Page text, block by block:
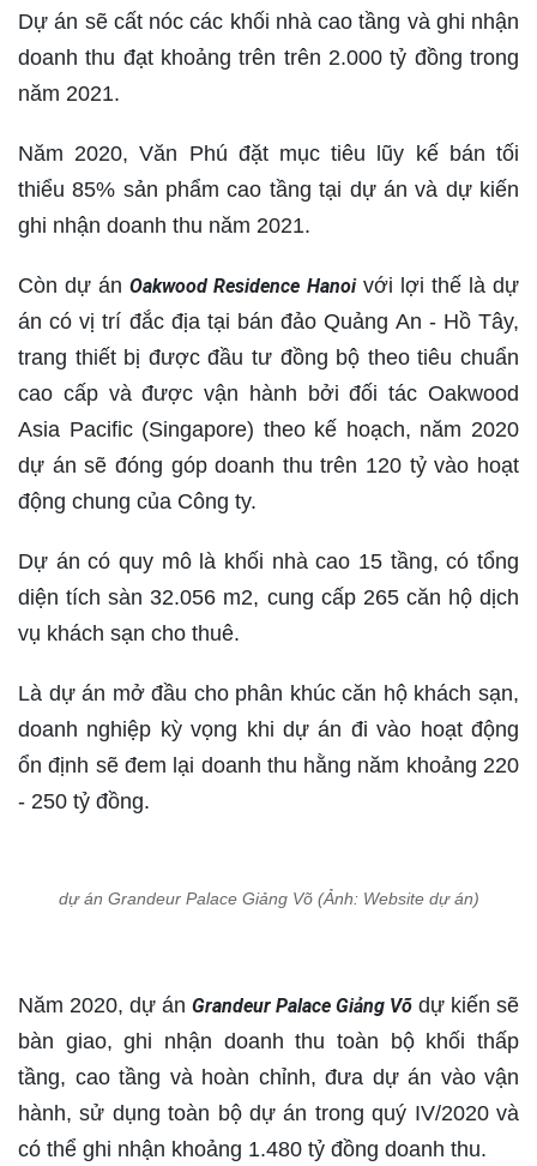
Dự án sẽ cất nóc các khối nhà cao tầng và ghi nhận
doanh thu đạt khoảng trên trên 2.000 tỷ đồng trong
năm 2021.
Năm 2020, Văn Phú đặt mục tiêu lũy kế bán tối
thiểu 85% sản phẩm cao tầng tại dự án và dự kiến
ghi nhận doanh thu năm 2021.
Còn dự ánOakwood Residence Hanoivới lợi thế là dự
án có vị trí đắc địa tại bán đảo Quảng An - Hồ Tây,
trang thiết bị được đầu tư đồng bộ theo tiêu chuẩn
cao cấp và được vận hành bởi đối tác Oakwood
Asia Pacific (Singapore) theo kế hoạch, năm 2020
dự án sẽ đóng góp doanh thu trên 120 tỷ vào hoạt
động chung của Công ty.
Dự án có quy mô là khối nhà cao 15 tầng, có tổng
diện tích sàn 32.056 m2, cung cấp 265 căn hộ dịch
vụ khách sạn cho thuê.
Là dự án mở đầu cho phân khúc căn hộ khách sạn,
doanh nghiệp kỳ vọng khi dự án đi vào hoạt động
ổn định sẽ đem lại doanh thu hằng năm khoảng 220
- 250 tỷ đồng.
dự án Grandeur Palace Giảng Võ (Ảnh: Website dự án)
Năm 2020, dự án Grandeur Palace Giảng Võ dự kiến sẽ
bàn giao, ghi nhận doanh thu toàn bộ khối thấp
tầng, cao tầng và hoàn chỉnh, đưa dự án vào vận
hành, sử dụng toàn bộ dự án trong quý IV/2020 và
có thể ghi nhận khoảng 1.480 tỷ đồng doanh thu.